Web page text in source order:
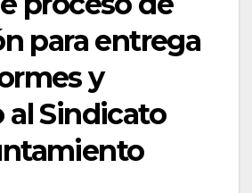
para entrega
y
al Sindicato